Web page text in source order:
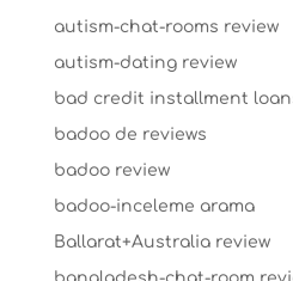
autism-chat-rooms review
autism-dating review
bad credit installment
badoo de reviews
badoo review
badoo-inceleme arama
Ballarat+Australia review